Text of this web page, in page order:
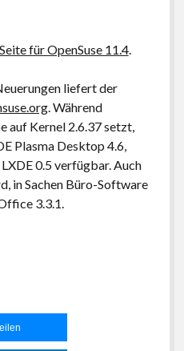
für OpenSuse 11.4.
liefert der
. Während
auf Kernel 2.6.37 setzt,
Plasma Desktop 4.6,
0.5 verfügbar. Auch
in Sachen Büro-Software
3.3.1.